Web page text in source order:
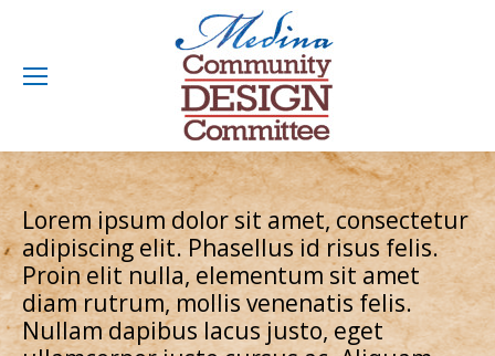
Lorem ipsum dolor sit amet, consectetur
adipiscing elit. Phasellus id risus felis.
Proin elit nulla, elementum sit amet
diam rutrum, mollis venenatis felis.
Nullam dapibus lacus justo, eget